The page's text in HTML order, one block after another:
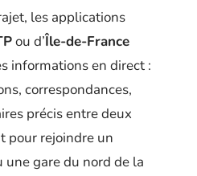
les applications
ou d’Île-de-France
informations en direct :
correspondances,
précis entre deux
pour rejoindre un
une gare du nord de la